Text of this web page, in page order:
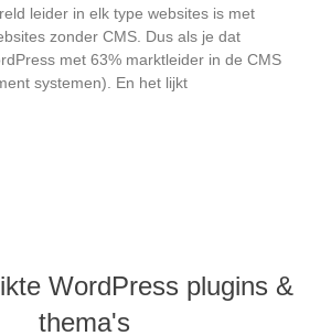
leider in elk type websites is met
zonder CMS. Dus als je dat
met 63% marktleider in de CMS
systemen). En het lijkt
WordPress plugins &
thema's